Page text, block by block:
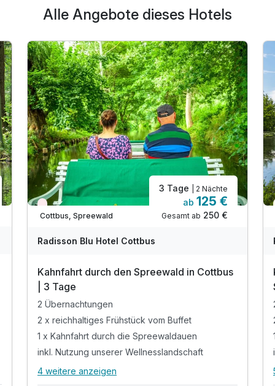
Alle Angebote dieses Hotels
Nur noch Restplätze
Cottbus, Spreewald
3 Tage | 2 Nächte
ab 125 €
Gesamt ab 250 €
Radisson Blu Hotel Cottbus
Kahnfahrt durch den Spreewald in Cottbus
| 3 Tage
2 Übernachtungen
2 x reichhaltiges Frühstück vom Buffet
1 x Kahnfahrt durch die Spreewaldauen
inkl. Nutzung unserer Wellnesslandschaft
Alle Inklusivleistungen
4 weitere anzeigen